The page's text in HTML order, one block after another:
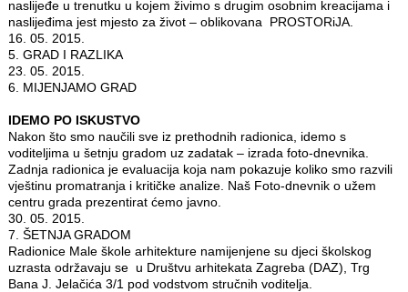
naslijeđe u trenutku u kojem živimo s drugim osobnim kreacijama i
naslijeđima jest mjesto za život – oblikovana PROSTORiJA.
16. 05. 2015.
5. GRAD I RAZLIKA
23. 05. 2015.
6. MIJENJAMO GRAD
IDEMO PO ISKUSTVO
Nakon što smo naučili sve iz prethodnih radionica, idemo s
voditeljima u šetnju gradom uz zadatak – izrada foto-dnevnika.
Zadnja radionica je evaluacija koja nam pokazuje koliko smo razvili
vještinu promatranja i kritičke analize. Naš Foto-dnevnik o užem
centru grada prezentirat ćemo javno.
30. 05. 2015.
7. ŠETNJA GRADOM
Radionice Male škole arhitekture namijenjene su djeci školskog
uzrasta održavaju se u Društvu arhitekata Zagreba (DAZ), Trg
Bana J. Jelačića 3/1 pod vodstvom stručnih voditelja.